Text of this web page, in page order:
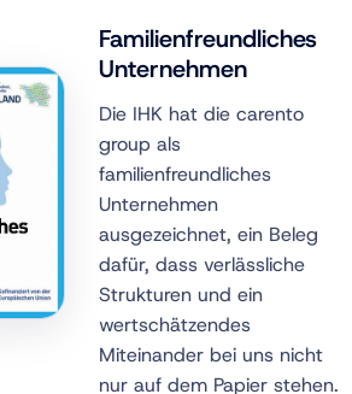
Familienfreundliches
Unternehmen
Die IHK hat die carento
group als
familienfreundliches
Unternehmen
ausgezeichnet, ein Beleg
dafür, dass verlässliche
Strukturen und ein
wertschätzendes
Miteinander bei uns nicht
nur auf dem Papier stehen.